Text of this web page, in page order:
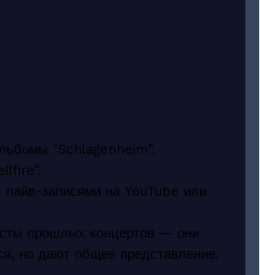
"Schlagenheim",
записями на YouTube или
прошлых концертов — они
но дают общее представление.